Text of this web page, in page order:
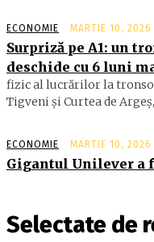
ECONOMIE MARTIE 10, 2026
Surpriză pe A1: un
deschide cu 6 luni
fizic al lucrărilor la
Tigveni şi Curtea de Argeş,
ECONOMIE MARTIE 10, 2026
Gigantul Unilever a
Selectate de